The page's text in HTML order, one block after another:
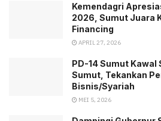
Kemendagri
2026, Sumut Juara
Financing
APRIL 27, 2026
PD-14 Sumut Kawal
Sumut, Tekankan
Bisnis/Syariah
MEI 5, 2026